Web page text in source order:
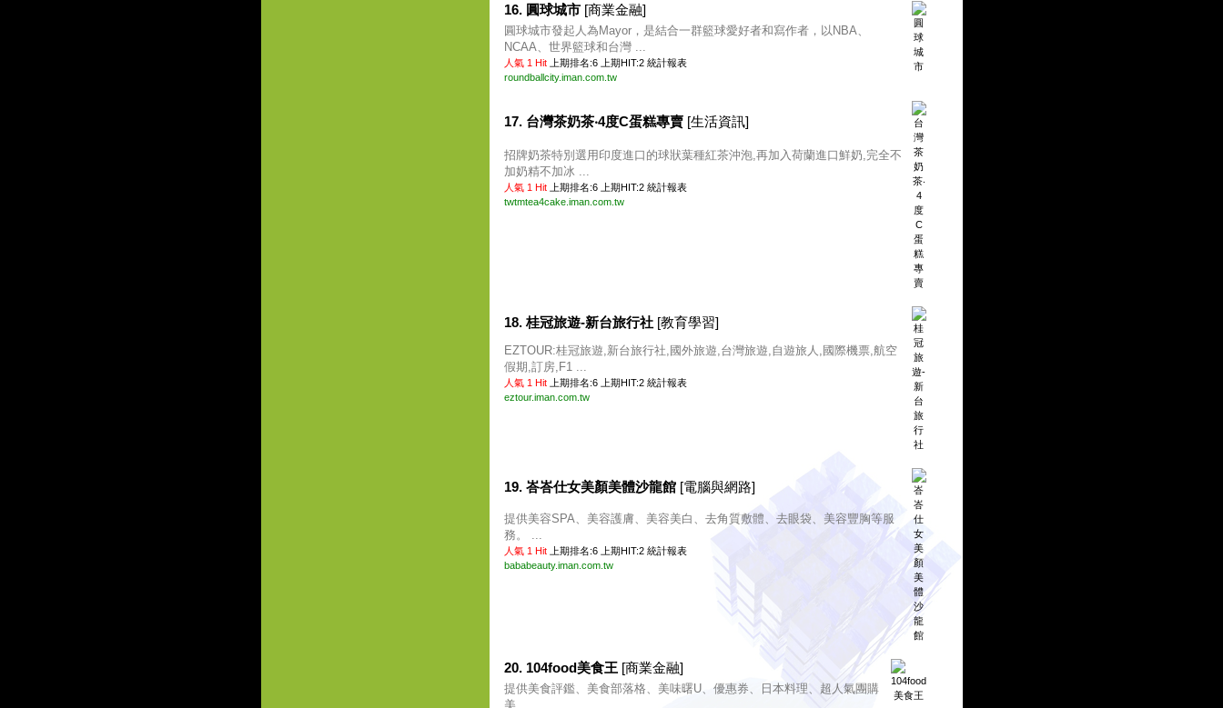
16. 圓球城市 [商業金融]
圓球城市發起人為Mayor，是結合一群籃球愛好者和寫作者，以NBA、
NCAA、世界籃球和台灣 ...
人氣 1 Hit 上期排名:6 上期HIT:2 統計報表
roundballcity.iman.com.tw
17. 台灣茶奶茶‧4度C蛋糕專賣 [生活資訊]
招牌奶茶特別選用印度進口的球狀葉種紅茶沖泡,再加入荷蘭進口鮮奶,完全不
加奶精不加冰 ...
人氣 1 Hit 上期排名:6 上期HIT:2 統計報表
twtmtea4cake.iman.com.tw
18. 桂冠旅遊-新台旅行社 [教育學習]
EZTOUR:桂冠旅遊,新台旅行社,國外旅遊,台灣旅遊,自遊旅人,國際機票,航空
假期,訂房,F1 ...
人氣 1 Hit 上期排名:6 上期HIT:2 統計報表
eztour.iman.com.tw
19. 峇峇仕女美顏美體沙龍館 [電腦與網路]
提供美容SPA、美容護膚、美容美白、去角質敷體、去眼袋、美容豐胸等服
務。 ...
人氣 1 Hit 上期排名:6 上期HIT:2 統計報表
bababeauty.iman.com.tw
20. 104food美食王 [商業金融]
提供美食評鑑、美食部落格、美味曙U、優惠券、日本料理、超人氣團購
美 ...